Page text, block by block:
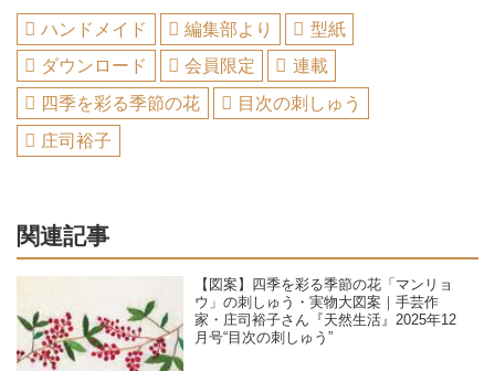
ハンドメイド 編集部より
型紙
ダウンロード
会員限定
連載
四季を彩る季節の花
目次の刺しゅう
庄司裕子
関連記事
【図案】四季を彩る季節の花「マンリョ
ウ」の刺しゅう・実物大図案｜手芸作
家・庄司裕子さん『天然生活』2025年12
月号“目次の刺しゅう”